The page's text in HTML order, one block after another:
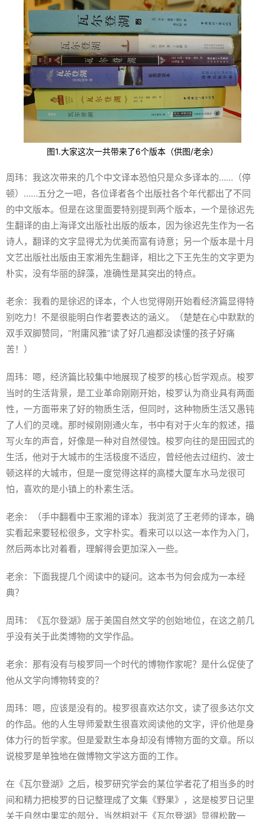
图1.大家这次一共带来了6个版本（供图/老余）
周玮：我这次带来的几个中文译本恐怕只是众多译本的……（停
顿）……五分之一吧，各位译者各个出版社各个年代都出了不同
的中文版本。但是在这里面要特别提到两个版本，一个是徐迟先
生翻译的由上海译文出版社出版的版本，因为徐迟先生作为一名
诗人，翻译的文字显得尤为优美而富有诗意；另一个版本是十月
文艺出版社出版由王家湘先生翻译，相比之下王先生的文字更为
朴实，没有华丽的辞藻，准确性是其突出的特点。
老余：我看的是徐迟的译本，个人也觉得刚开始看经济篇显得特
别吃力！不是很能明白作者要表达的涵义。（楚楚在心中默默的
双手双脚赞同，“附庸风雅”读了好几遍都没读懂的孩子好痛
苦！）
周玮：嗯，经济篇比较集中地展现了梭罗的核心哲学观点。梭罗
当时的生活背景，是工业革命刚刚开始，梭罗认为商业具有两面
性，一方面带来了好的物质生活，但同时，这种物质生活又愚钝
了人们的灵魂。那时候刚刚通火车，书中有对于火车的叙述，描
写火车的声音，好像是一种对自然侵蚀。梭罗向往的是田园式的
生活，他对于大城市的生活极度不适应，曾经他去过纽约、波士
顿这样的大城市，但是一度觉得这样的高楼大厦车水马龙很可
怕，喜欢的是小镇上的朴素生活。
老余：（手中翻看中王家湘的译本）我浏览了王老师的译本，确
实看起来要轻松很多，文字朴实。看来可以以这一本作为入门，
然后两本比对着看，理解得会更加深入一些。
老余：下面我提几个阅读中的疑问。这本书为何会成为一本经
典？
周玮：《瓦尔登湖》居于美国自然文学的创始地位，在这之前几
乎没有关于此类博物的文学作品。
老余：那有没有与梭罗同一个时代的博物作家呢？是什么促使了
他从文学向博物转变的？
周玮：嗯，应该是没有的。梭罗很喜欢达尔文，读了很多达尔文
的作品。他的人生导师爱默生很喜欢阅读他的文字，评价他是身
体力行的哲学家。但是爱默生本身却没有博物方面的文章。所以
说梭罗是单独地在做博物文学这方面的工作。
在《瓦尔登湖》之后，梭罗研究学会的某位学者花了相当多的时
间和精力把梭罗的日记整理成了文集《野果》，这是梭罗日记里
关于自然中果实的部分，当然相对于《瓦尔登湖》显得松散一